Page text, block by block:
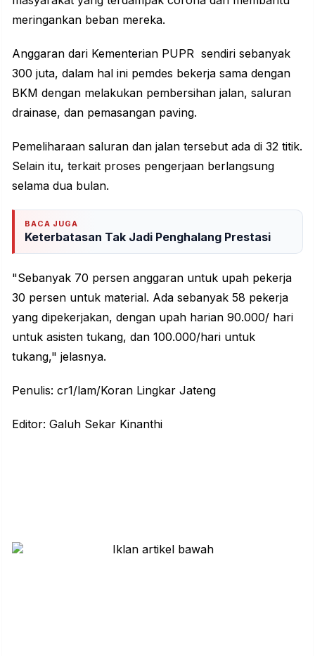
meringankan beban mereka.
Anggaran dari Kementerian PUPR sendiri sebanyak
300 juta, dalam hal ini pemdes bekerja sama dengan
BKM dengan melakukan pembersihan jalan, saluran
drainase, dan pemasangan paving.
Pemeliharaan saluran dan jalan tersebut ada di 32 titik.
Selain itu, terkait proses pengerjaan berlangsung
selama dua bulan.
BACA JUGA
Keterbatasan Tak Jadi Penghalang Prestasi
"Sebanyak 70 persen anggaran untuk upah pekerja
30 persen untuk material. Ada sebanyak 58 pekerja
yang dipekerjakan, dengan upah harian 90.000/ hari
untuk asisten tukang, dan 100.000/hari untuk
tukang," jelasnya.
Penulis: cr1/lam/Koran Lingkar Jateng
Editor: Galuh Sekar Kinanthi